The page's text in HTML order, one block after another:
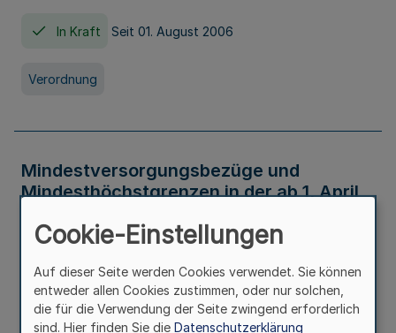
In Kraft Seit 01. August 2006
Verordnung
Mindestversorgungsbezüge und
Mindesthöchstgrenzen in der ab 1. April
Verwaltungsvorschrift
Cookie-Einstellungen
Auf dieser Seite werden Cookies verwendet. Sie können
entweder allen Cookies zustimmen, oder nur solchen,
die für die Verwendung der Seite zwingend erforderlich
sind. Hier finden Sie die Datenschutzerklärung